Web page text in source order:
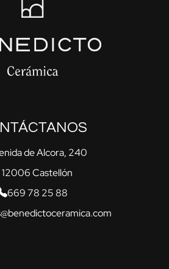
de Alcora, 240
12006 Castellón
669 78 25 88